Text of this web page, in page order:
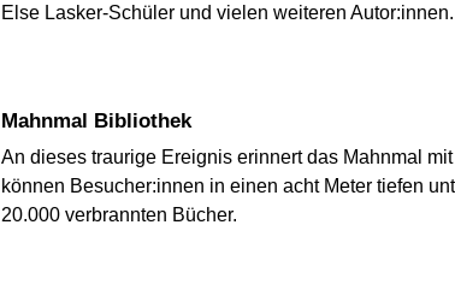
Else Lasker-Schüler und vielen weiteren Autor:innen.
Mahnmal Bibliothek
An dieses traurige Ereignis erinnert das Mahnmal
können Besucher:innen in einen acht Meter tiefen
20.000 verbrannten Bücher.